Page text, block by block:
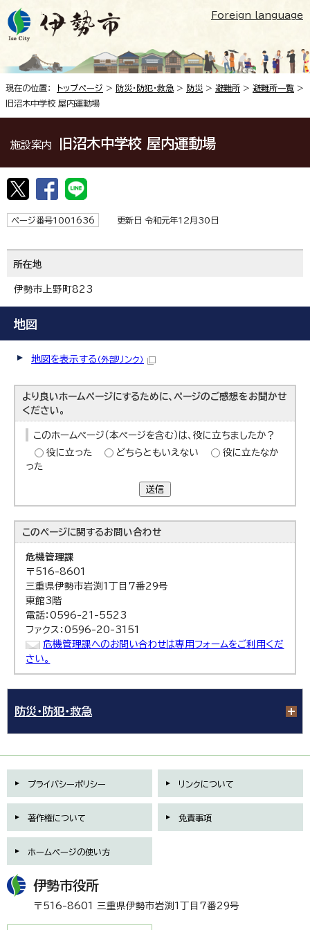
Foreign language
現在の位置： トップページ > 防災・防犯・救急 > 防災 > 避難所 > 避難所一覧 >
旧沼木中学校 屋内運動場
施設案内 旧沼木中学校 屋内運動場
ページ番号1001636 更新日 令和元年12月30日
所在地
伊勢市上野町823
地図
地図を表示する （外部リンク）
より良いホームページにするために、ページのご感想をお聞かせ
ください。
このホームページ（本ページを含む）は、役に立ちましたか？
役に立った
どちらともいえない
役に立たなか
った
送信
このページに関するお問い合わせ
危機管理課
〒516-8601
三重県伊勢市岩渕1丁目7番29号
東館3階
電話：0596-21-5523
ファクス：0596-20-3151
危機管理課へのお問い合わせは専用フォームをご利用くだ
さい。
防災・防犯・救急
プライバシーポリシー リンクについて
著作権について 免責事項
ホームページの使い方
伊勢市役所
〒516-8601 三重県伊勢市岩渕1丁目7番29号